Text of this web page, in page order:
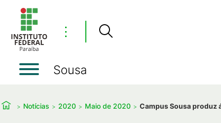
⋮
Sousa
Notícias 2020 Maio de 2020 Campus Sousa produz